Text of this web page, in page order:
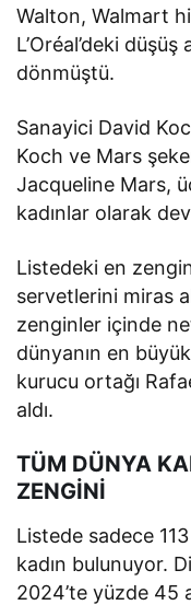
Walton, Walmart
L’Oréal’deki
dönmüştü.
Sanayici David
Koch ve Mars
Jacqueline Mars,
kadınlar olarak
Listedeki en
servetlerini miras
zenginler içinde
dünyanın en
kurucu ortağı
aldı.
TÜM DÜNYA
ZENGİNİ
Listede sadece
kadın bulunuyor.
2024’te yüzde 45